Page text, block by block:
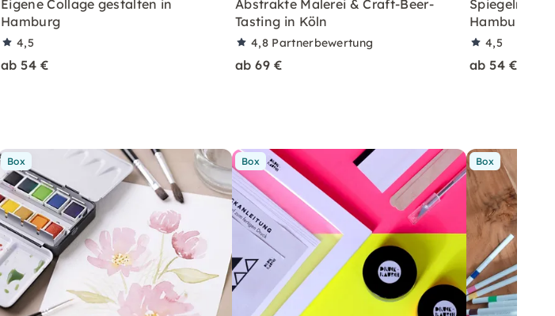
Eigene Collage gestalten in
Hamburg
4,5
ab 54 €
Abstrakte Malerei & Craft-Beer-
Tasting in Köln
4,8 Partnerbewertung
ab 69 €
Hamburg
4,5
ab 54 €
Box Box Box